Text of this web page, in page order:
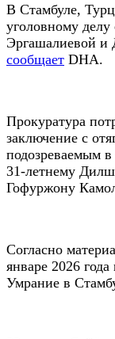
В Стамбуле,
уголовному
Эргашалиевой
сообщает DHA.
Прокуратура
заключение с
подозреваемым
31-летнему
Гофуржону
Согласно
январе 2026
Умрание в